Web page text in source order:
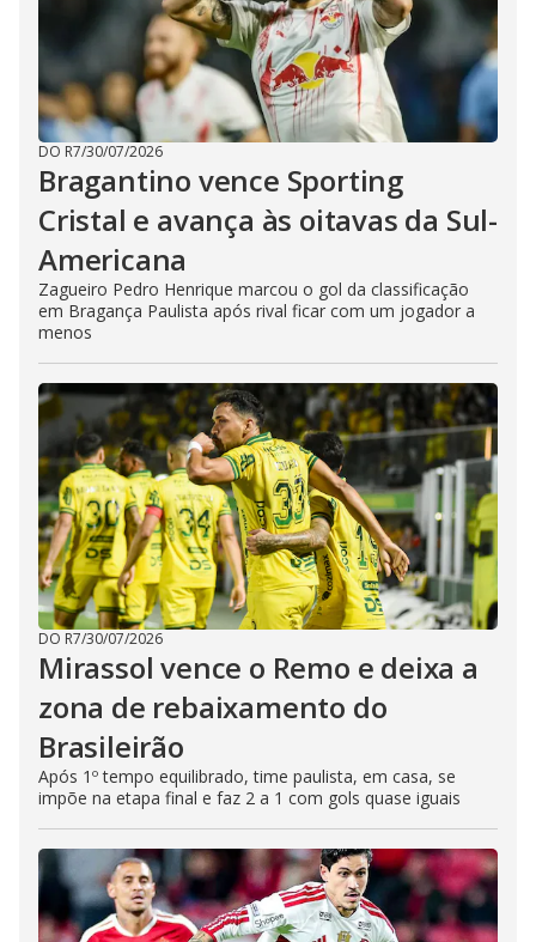
DO R7/30/07/2026
Bragantino vence Sporting
Cristal e avança às oitavas da Sul-
Americana
Zagueiro Pedro Henrique marcou o gol da classificação
em Bragança Paulista após rival ficar com um jogador a
menos
DO R7/30/07/2026
Mirassol vence o Remo e deixa a
zona de rebaixamento do
Brasileirão
Após 1º tempo equilibrado, time paulista, em casa, se
impõe na etapa final e faz 2 a 1 com gols quase iguais